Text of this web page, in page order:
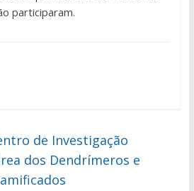
participaram.
de Investigação
dos Dendrímeros e